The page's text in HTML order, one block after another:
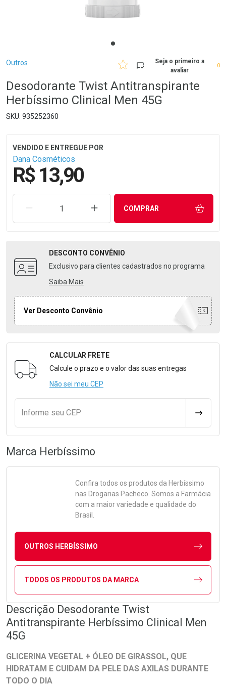
Breadcrumb
Outros
Seja o primeiro a
avaliar
0
Desodorante Twist Antitranspirante
Herbíssimo Clinical Men 45G
935252360
Dana Cosméticos
R$ 13,90
REMOVER UMA UNIDADEAUMENTAR UMA UNIDADE
COMPRAR
DESCONTO CONVÊNIO
Exclusivo para clientes cadastrados no programa
Saiba Mais
Ver Desconto Convênio
Formulário para Calcular o Frete
CALCULAR FRETE
Calcule o prazo e o valor das suas entregas
Não sei meu CEP
Informe seu CEP
Marca Herbíssimo
Confira todos os produtos da Herbíssimo
nas Drogarias Pacheco. Somos a Farmácia
com a maior variedade e qualidade do
Brasil.
OUTROS HERBÍSSIMO
TODOS OS PRODUTOS DA MARCA
Descrição Desodorante Twist
Antitranspirante Herbíssimo Clinical Men
45G
GLICERINA VEGETAL + ÓLEO DE GIRASSOL, QUE
HIDRATAM E CUIDAM DA PELE DAS AXILAS DURANTE
TODO O DIA